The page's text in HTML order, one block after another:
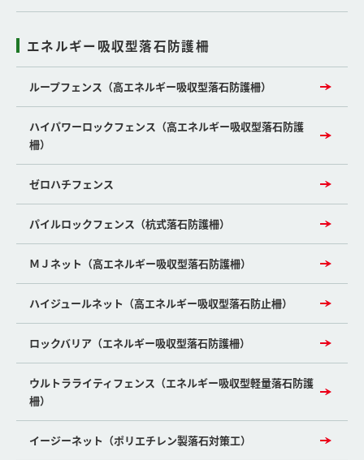
エネルギー吸収型落石防護柵
ループフェンス（高エネルギー吸収型落石防護柵）
ハイパワーロックフェンス（高エネルギー吸収型落石防護
柵）
ゼロハチフェンス
パイルロックフェンス（杭式落石防護柵）
ＭＪネット（高エネルギー吸収型落石防護柵）
ハイジュールネット（高エネルギー吸収型落石防止柵）
ロックバリア（エネルギー吸収型落石防護柵）
ウルトラライティフェンス（エネルギー吸収型軽量落石防護
柵）
イージーネット（ポリエチレン製落石対策工）